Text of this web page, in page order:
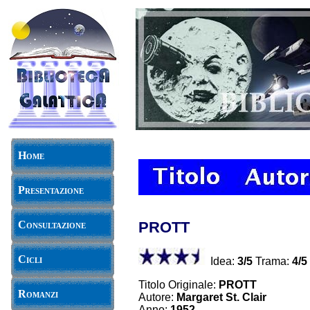
Home
Presentazione
Consultazione
Cicli
Romanzi
PROTT
Idea: 3/5 Trama: 4/5
Titolo Originale: PROTT
Autore: Margaret St. Clair